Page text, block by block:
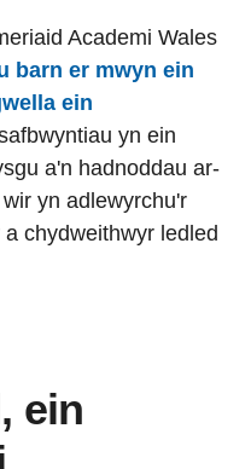
Academi Wales
barn er mwyn ein
ein
yn ein
a'n hadnoddau ar-
yn adlewyrchu'r
chydweithwyr ledled
ein